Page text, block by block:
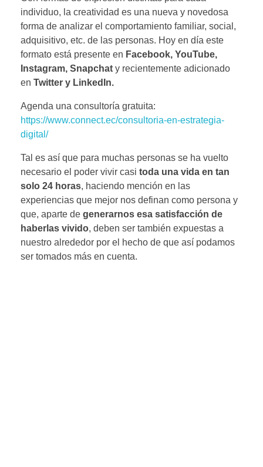
individuo, la creatividad es una nueva y novedosa
forma de analizar el comportamiento familiar, social,
adquisitivo, etc. de las personas. Hoy en día este
formato está presente en Facebook, YouTube,
Instagram, Snapchat y recientemente adicionado
en Twitter y LinkedIn.
Agenda una consultoría gratuita:
https://www.connect.ec/consultoria-en-estrategia-
digital/
Tal es así que para muchas personas se ha vuelto
necesario el poder vivir casi toda una vida en tan
solo 24 horas, haciendo mención en las
experiencias que mejor nos definan como persona y
que, aparte de generarnos esa satisfacción de
haberlas vivido, deben ser también expuestas a
nuestro alrededor por el hecho de que así podamos
ser tomados más en cuenta.